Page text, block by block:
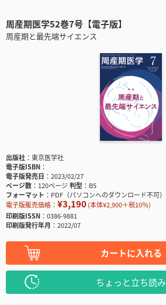
周産期医学52巻7号【電子版】
周産期と最先端サイエンス
出版社
東京医学社
電子版ISBN
電子版発売日
2023/02/27
ページ数
120ページ判型
B5
フォーマット
PDF（パソコンへのダウンロード不可）
電子版販売価格： ¥3,190(本体¥2,900＋税10％)
印刷版ISSN
0386-9881
印刷版発行年月
2022/07
カートに入れる
ちょっと立ち読み